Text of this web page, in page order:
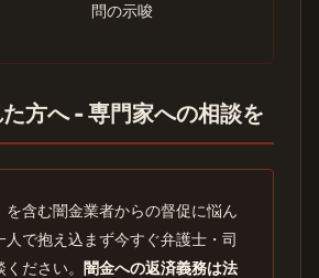
問の示唆
方へ - 専門家への相談を
を含む闇金業者からの督促に悩ん
人で抱え込まず今すぐ弁護士・司
ださい。 闇金への返済義務は法